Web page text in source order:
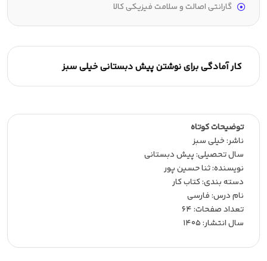
کار آمادگی برای نوشتن پیش دبستانی خیلی سبز
توضیحات کوتاه
ناشر:‌ خیلی سبز
سال تحصیلی:‌ پیش دبستانی
نویسنده:‌ ثنا حسین پور
دسته بندی: کتاب کار
نام درس: فارسی
تعداد صفحات:‌ 64
سال انتشار:‌ 1405
گارانتی اصالت و سلامت فیزیکی کالا